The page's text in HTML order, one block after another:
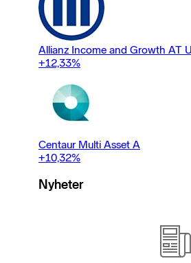
Allianz Income and Growth AT
+12,33%
Centaur Multi Asset A
+10,32%
Nyheter